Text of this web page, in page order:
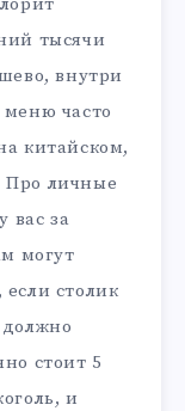
тысячи
внутри
часто
китайском,
Про личные
вас за
могут
столик
стоит 5
и